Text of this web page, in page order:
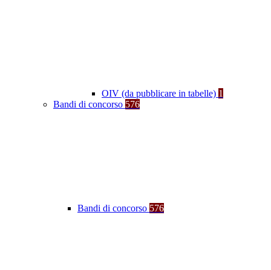
OIV (da pubblicare in tabelle) 1
Bandi di concorso 576
Bandi di concorso 576